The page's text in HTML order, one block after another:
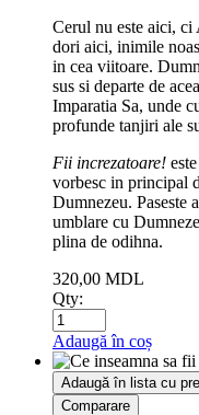
Cerul nu este aici, ci
dori aici, inimile
in cea viitoare.
sus si departe de
Imparatia Sa, unde
profunde tanjiri ale
Fii increzatoare!
vorbesc in principal
Dumnezeu. Paseste
umblare cu
plina de odihna.
320,00 MDL
Qty:
Adaugă în coș
Adaugă în lista cu
Comparare